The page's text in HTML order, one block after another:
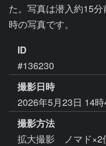
た。写真は潜入約15
時の写真です。
ID
#136230
撮影日時
2026年5月23日 14
撮影方法
拡大撮影 ノマド